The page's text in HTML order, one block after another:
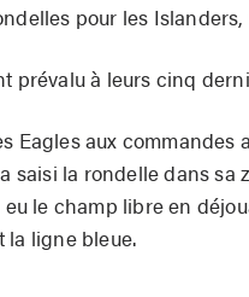
pour les
prévalu à leurs cinq
Eagles aux commandes
saisi la rondelle dans sa
le champ libre en
la ligne bleue.